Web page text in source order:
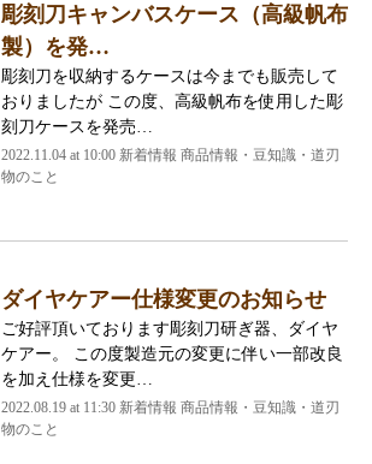
彫刻刀キャンバスケース（高級帆布
製）を発…
彫刻刀を収納するケースは今までも販売して
おりましたが この度、高級帆布を使用した彫
刻刀ケースを発売…
2022.11.04 at 10:00 新着情報 商品情報・豆知識・道刃
物のこと
ダイヤケアー仕様変更のお知らせ
ご好評頂いております彫刻刀研ぎ器、ダイヤ
ケアー。 この度製造元の変更に伴い一部改良
を加え仕様を変更…
2022.08.19 at 11:30 新着情報 商品情報・豆知識・道刃
物のこと